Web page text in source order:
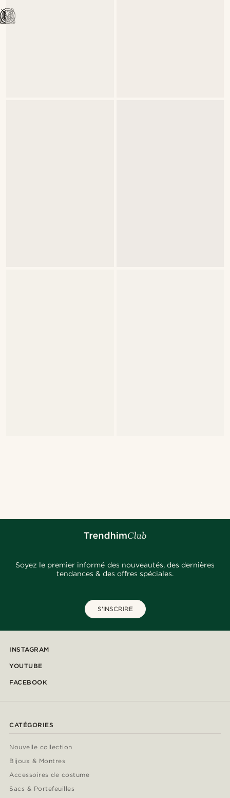
Soyez le premier informé des nouveautés, des dernières
tendances & des offres spéciales.
S'INSCRIRE
INSTAGRAM
YOUTUBE
FACEBOOK
CATÉGORIES
Nouvelle collection
Bijoux & Montres
Accessoires de costume
Sacs & Portefeuilles